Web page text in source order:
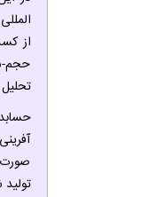
از
حجم-
صورت